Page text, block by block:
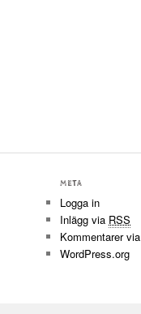
META
Logga in
Inlägg via RSS
Kommentarer via
WordPress.org